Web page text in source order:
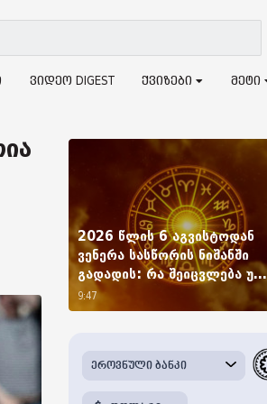
ვიდეო DIGEST ქვიზები მეტი
2026 წლის 6 აგვისტოდან
ვენერა სასწორის ნიშანში
გადადის: რა შეიცვლება უ...
9:47